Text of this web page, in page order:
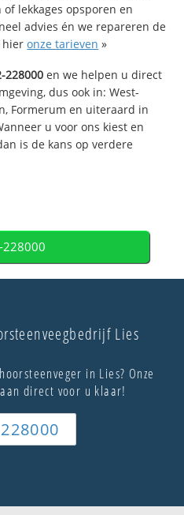
lekkages opsporen en
advies én we repareren de
hieronze tarieven »
228000 en we helpen u direct
dus ook in: West-
Formerum en uiteraard in
u voor ons kiest en
is de kans op verdere
Lies
in Lies? Onze
direct voor u klaar!